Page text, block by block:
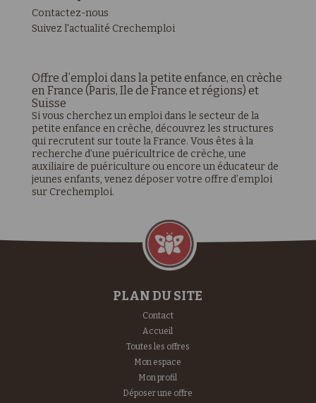
Contactez-nous
Suivez l'actualité Crechemploi
Offre d’emploi dans la petite enfance, en crèche
en France (Paris, Ile de France et régions) et
Suisse
Si vous cherchez un emploi dans le secteur de la
petite enfance en crèche, découvrez les structures
qui recrutent sur toute la France. Vous êtes à la
recherche d’une puéricultrice de crèche, une
auxiliaire de puériculture ou encore un éducateur de
jeunes enfants, venez déposer votre offre d’emploi
sur Crechemploi.
PLAN DU SITE
Contact
Accueil
Toutes les offres
Mon espace
Mon profil
Déposer une offre